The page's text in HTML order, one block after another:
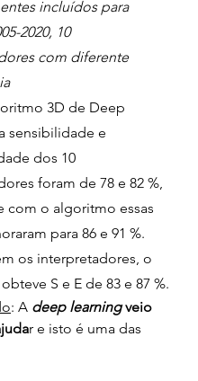
incluídos para
2020, 10
com diferente
3D de Deep
sensibilidade e
dos 10
foram de 78 e 82 %,
com o algoritmo essas
para 86 e 91 %.
os interpretadores, o
S e E de 83 e 87 %.
: A deep learning veio
r e isto é uma das